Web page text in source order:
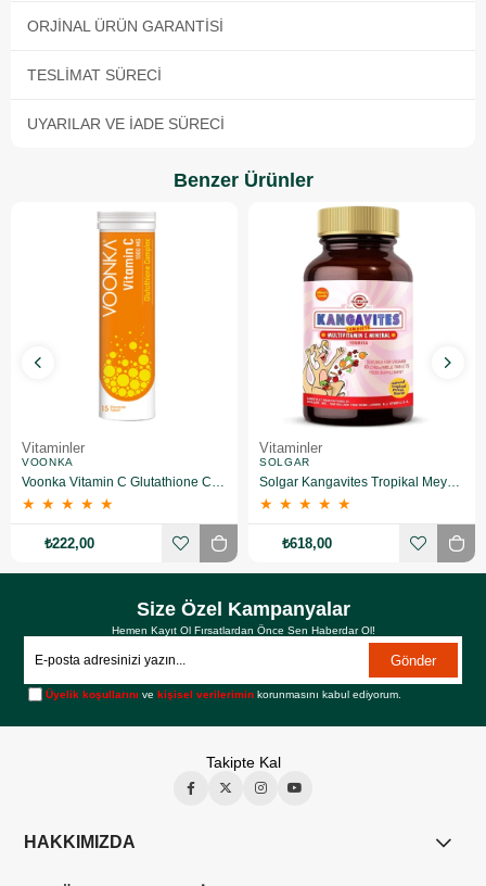
ORJINAL ÜRÜN GARANTISI
TESLIMAT SÜRECI
UYARILAR VE İADE SÜRECI
Benzer Ürünler
Vitaminler
VOONKA
Voonka Vitamin C Glutathione Complex Efervesan 15 Tablet
★ ★ ★ ★ ★
₺222,00
Vitaminler
SOLGAR
Solgar Kangavites Tropikal Meyve Aromalı 60 Tablet
★ ★ ★ ★ ★
₺618,00
Size Özel Kampanyalar
Hemen Kayıt Ol Fırsatlardan Önce Sen Haberdar Ol!
Gönder
Üyelik koşullarını vekişisel verilerimin korunmasını kabul ediyorum.
Takipte Kal
HAKKIMIZDA